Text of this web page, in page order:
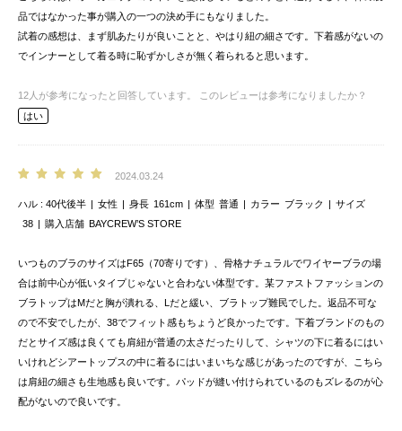
品ではなかった事が購入の一つの決め手にもなりました。
試着の感想は、まず肌あたりが良いことと、やはり紐の細さです。下着感がないの
でインナーとして着る時に恥ずかしさが無く着られると思います。
12 人が参考になったと回答しています。
このレビューは参考になりましたか？
はい
2024.03.24
ハル 40代後半 女性 身長 161cm 体型 普通 カラー ブラック
サイズ
38
購入店舗 BAYCREW’S STORE
いつものブラのサイズはF65（70寄りです）、骨格ナチュラルでワイヤーブラの場
合は前中心が低いタイプじゃないと合わない体型です。某ファストファッションの
ブラトップはMだと胸が潰れる、Lだと緩い、ブラトップ難民でした。返品不可な
ので不安でしたが、38でフィット感もちょうど良かったです。下着ブランドのもの
だとサイズ感は良くても肩紐が普通の太さだったりして、シャツの下に着るにはい
いけれどシアートップスの中に着るにはいまいちな感じがあったのですが、こちら
は肩紐の細さも生地感も良いです。パッドが縫い付けられているのもズレるのが心
配がないので良いです。